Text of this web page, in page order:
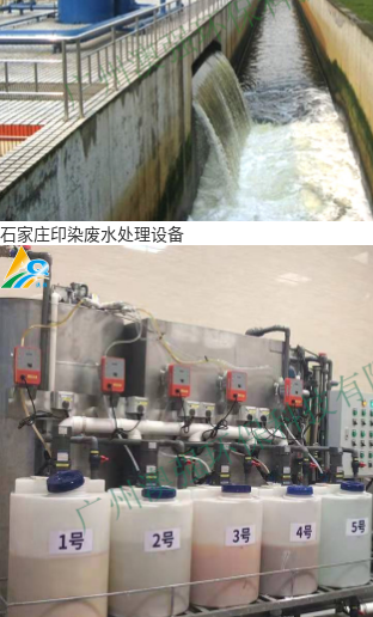
石家庄印染废水处理设备